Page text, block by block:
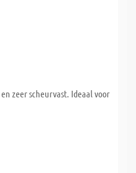
en zeer scheurvast. Ideaal voor